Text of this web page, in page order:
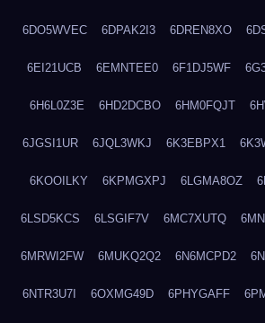
6DO5WVEC 6DPAK2I3 6DREN8XO
6EI21UCB 6EMNTEE0 6F1DJ5WF
6H6L0Z3E 6HD2DCBO 6HM0FQJT
6JGSI1UR 6JQL3WKJ 6K3EBPX1
6KOOILKY 6KPMGXPJ 6LGMA8OZ
6LSD5KCS 6LSGIF7V 6MC7XUTQ
6MRWI2FW 6MUKQ2Q2 6N6MCPD2
6NTR3U7I 6OXMG49D 6PHYGAFF